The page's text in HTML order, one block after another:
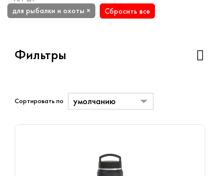
для рыбалки и охоты × Сбросить все
Фильтры
Сортировать по умолчанию